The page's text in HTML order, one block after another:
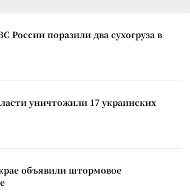
России поразили два сухогруза в
уничтожили 17 украинских
объявили штормовое